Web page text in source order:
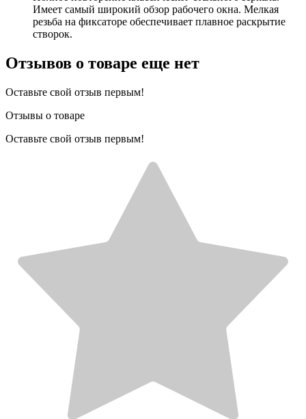
Имеет самый широкий обзор рабочего окна. Мелкая
резьба на фиксаторе обеспечивает плавное раскрытие
створок.
Отзывов о товаре еще нет
Оставьте свой отзыв первым!
Отзывы о товаре
Оставьте свой отзыв первым!